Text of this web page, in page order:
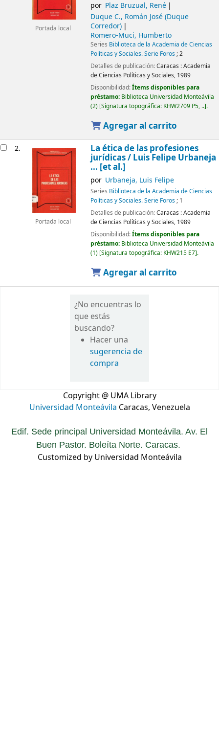
Portada local
por Plaz Bruzual, René
Duque C., Román José (Duque
Corredor)
Romero-Muci, Humberto
Series Biblioteca de la Academia de Ciencias
Políticas y Sociales. Serie Foros; 2
Detalles de publicación:Caracas :Academia
de Ciencias Políticas y Sociales, 1989
Disponibilidad:Ítems disponibles para
préstamo: Biblioteca Universidad Monteávila
(2) Signatura topográfica: KHW2709 P5, .. .
Agregar al carrito
2.
Portada local
La ética de las profesiones
jurídicas / Luis Felipe Urbaneja
... [et al.]
por Urbaneja, Luis Felipe
Series Biblioteca de la Academia de Ciencias
Políticas y Sociales. Serie Foros; 1
Detalles de publicación:Caracas :Academia
de Ciencias Políticas y Sociales, 1989
Disponibilidad:Ítems disponibles para
préstamo: Biblioteca Universidad Monteávila
(1) Signatura topográfica: KHW215 E7 .
Agregar al carrito
¿No encuentras lo
que estás
buscando?
Hacer una
sugerencia de
compra
Copyright @ UMA Library
Universidad Monteávila Caracas, Venezuela
Edif. Sede principal Universidad Monteávila. Av. El
Buen Pastor. Boleíta Norte. Caracas.
Customized by Universidad Monteávila